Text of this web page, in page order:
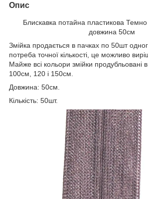
Опис
Блискавка потайна пластикова
довжина 50см
Змійка продається в пачках по 50шт
потреба точної кількості, це можливо
Майже всі кольори змійки продубльовані
100см, 120 і 150см.
Довжина: 50см.
Кількість: 50шт.